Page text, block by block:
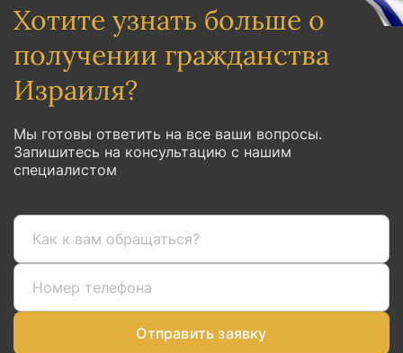
Хотите узнать больше о
получении гражданства
Израиля?
Мы готовы ответить на все ваши вопросы.
Запишитесь на консультацию с нашим
специалистом
Отправить заявку